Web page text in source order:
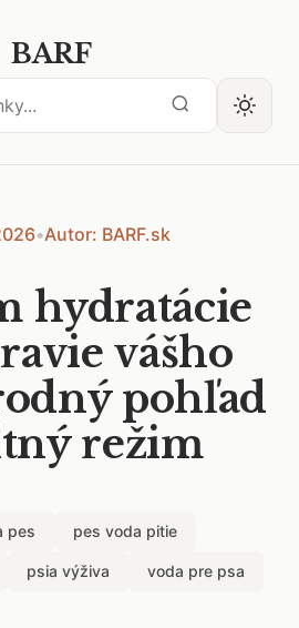
BARF
•Autor: BARF.sk
hydratácie
vášho
pohľad
režim
pes pes voda pitie
psia výživa voda pre psa